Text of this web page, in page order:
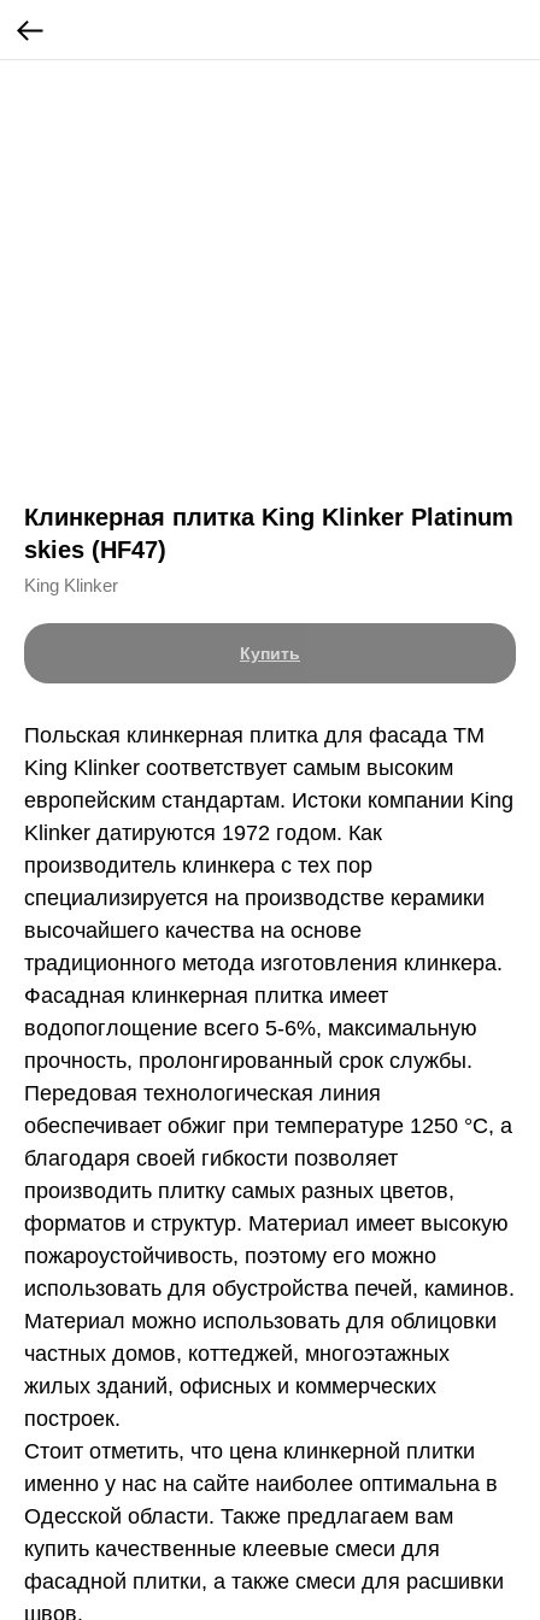
Клинкерная плитка King Klinker Platinum
skies (HF47)
King Klinker
Купить
Польская клинкерная плитка для фасада ТМ
King Klinker соответствует самым высоким
европейским стандартам. Истоки компании King
Klinker датируются 1972 годом. Как
производитель клинкера с тех пор
специализируется на производстве керамики
высочайшего качества на основе
традиционного метода изготовления клинкера.
Фасадная клинкерная плитка имеет
водопоглощение всего 5-6%, максимальную
прочность, пролонгированный срок службы.
Передовая технологическая линия
обеспечивает обжиг при температуре 1250 °C, а
благодаря своей гибкости позволяет
производить плитку самых разных цветов,
форматов и структур. Материал имеет высокую
пожароустойчивость, поэтому его можно
использовать для обустройства печей, каминов.
Материал можно использовать для облицовки
частных домов, коттеджей, многоэтажных
жилых зданий, офисных и коммерческих
построек.
Стоит отметить, что цена клинкерной плитки
именно у нас на сайте наиболее оптимальна в
Одесской области. Также предлагаем вам
купить качественные клеевые смеси для
фасадной плитки, а также смеси для расшивки
швов.